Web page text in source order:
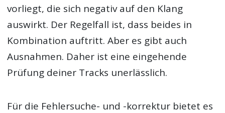
vorliegt, die sich negativ auf den Klang
auswirkt. Der Regelfall ist, dass beides in
Kombination auftritt. Aber es gibt auch
Ausnahmen. Daher ist eine eingehende
Prüfung deiner Tracks unerlässlich.
Für die Fehlersuche- und -korrektur bietet es